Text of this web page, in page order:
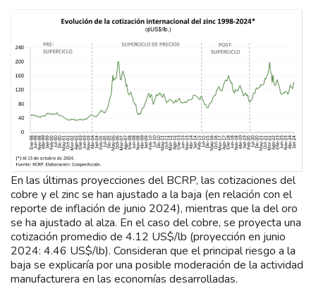
En las últimas proyecciones del BCRP, las cotizaciones del
cobre y el zinc se han ajustado a la baja (en relación con el
reporte de inflación de junio 2024), mientras que la del oro
se ha ajustado al alza. En el caso del cobre, se proyecta una
cotización promedio de 4.12 US$/lb (proyección en junio
2024: 4.46 US$/lb). Consideran que el principal riesgo a la
baja se explicaría por una posible moderación de la actividad
manufacturera en las economías desarrolladas.